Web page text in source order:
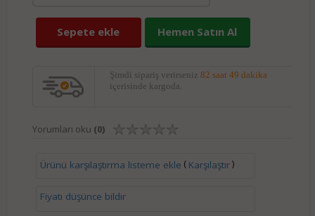
Sepete ekle Hemen Satın Al
Şimdi sipariş verirseniz 82 saat 49 dakika
içerisinde kargoda.
Yorumları oku (0)
Ürünü karşılaştırma listeme ekle ( Karşılaştır)
Fiyatı düşünce bildir